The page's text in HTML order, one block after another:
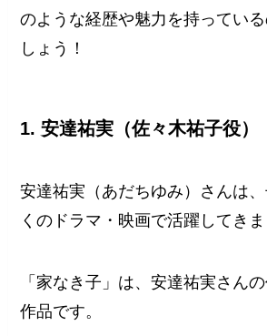
のような経歴や魅力を持ってい
しょう！
1. 安達祐実（佐々木祐子役）
安達祐実（あだちゆみ）さんは
くのドラマ・映画で活躍してきま
「家なき子」は、安達祐実さん
作品です。